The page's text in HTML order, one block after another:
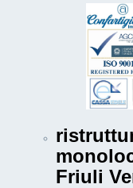
Friuli